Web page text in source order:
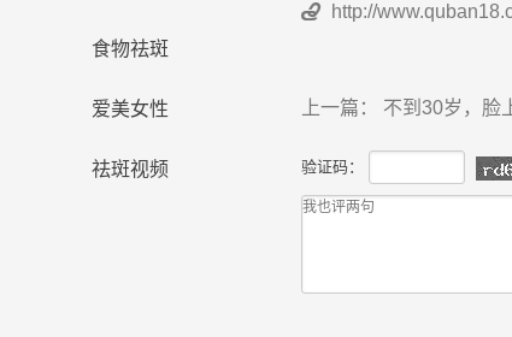
食物祛斑
爱美女性
祛斑视频
 http://
上一篇： 不到30岁，脸
验证码：